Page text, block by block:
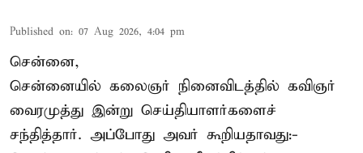
Published on: 07 Aug 2026, 4:04 pm
சென்னை,
சென்னையில் கலைஞர் நினைவிடத்தில் கவிஞர்
வைரமுத்து இன்று செய்தியாளர்களைச்
சந்தித்தார். அப்போது அவர் கூறியதாவது:-